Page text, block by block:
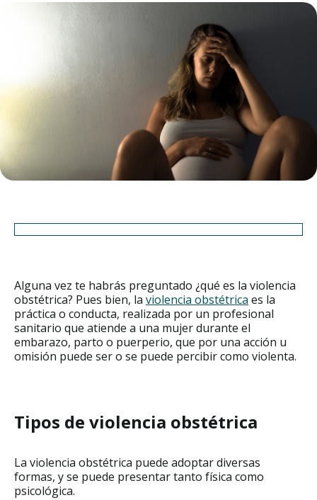
Alguna vez te habrás preguntado ¿qué es la violencia
obstétrica? Pues bien, la violencia obstétrica es la
práctica o conducta, realizada por un profesional
sanitario que atiende a una mujer durante el
embarazo, parto o puerperio, que por una acción u
omisión puede ser o se puede percibir como violenta.
Tipos de violencia obstétrica
La violencia obstétrica puede adoptar diversas
formas, y se puede presentar tanto física como
psicológica.